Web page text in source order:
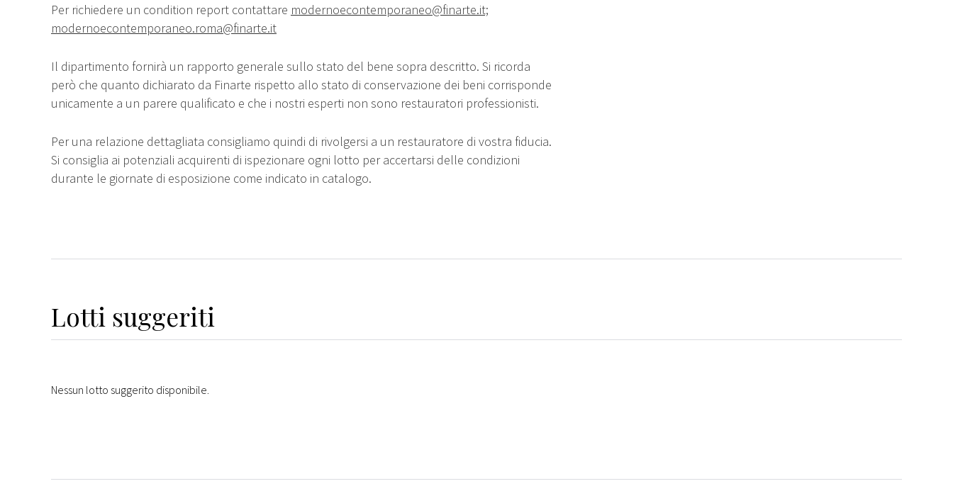
Per richiedere un condition report contattare modernoecontemporaneo@finarte.it;
modernoecontemporaneo.roma@finarte.it
Il dipartimento fornirà un rapporto generale sullo stato del bene sopra descritto. Si ricorda
però che quanto dichiarato da Finarte rispetto allo stato di conservazione dei beni corrisponde
unicamente a un parere qualificato e che i nostri esperti non sono restauratori professionisti.
Per una relazione dettagliata consigliamo quindi di rivolgersi a un restauratore di vostra fiducia.
Si consiglia ai potenziali acquirenti di ispezionare ogni lotto per accertarsi delle condizioni
durante le giornate di esposizione come indicato in catalogo.
Lotti suggeriti
Nessun lotto suggerito disponibile.